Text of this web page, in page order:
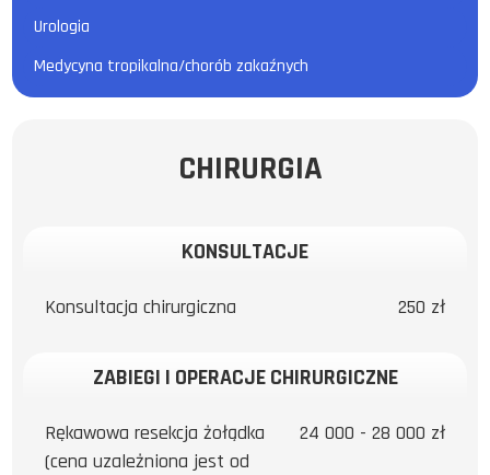
Urologia
Medycyna tropikalna/chorób zakaźnych
CHIRURGIA
KONSULTACJE
Konsultacja chirurgiczna 250 zł
ZABIEGI I OPERACJE CHIRURGICZNE
Rękawowa resekcja żołądka
(cena uzależniona jest od
24 000 - 28 000 zł